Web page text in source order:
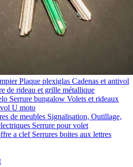
Plaque plexiglas Cadenas et antivol
de rideau et grille métallique
Serrure bungalow Volets et rideaux
U moto
de meubles Signalisation, Outillage,
Serrure pour volet
a clef Serrures boites aux lettres